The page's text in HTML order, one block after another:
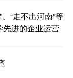
“走不出河南”等
先进的企业运营